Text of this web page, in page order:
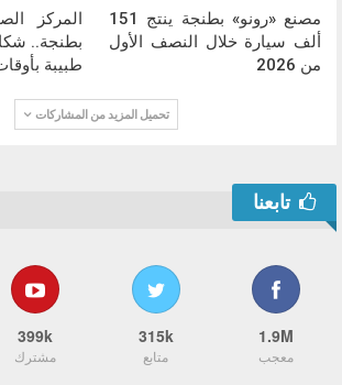
مصنع «رونو» بطنجة ينتج 151
ألف سيارة خلال النصف الأول
من 2026
المركز
بطنجة..
طبيبة
تحميل المزيد من المشاركات
تابعنا
1.9M
معجب
315k
متابع
399k
مشترك